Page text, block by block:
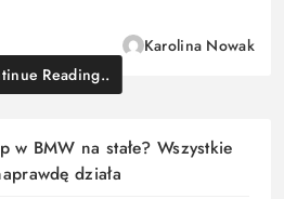
Karolina Nowak
Reading..
w BMW na stałe? Wszystkie
działa